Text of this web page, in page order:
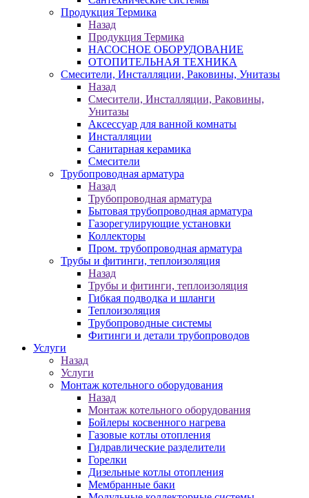
Продукция Термика
Назад
Продукция Термика
НАСОСНОЕ ОБОРУДОВАНИЕ
ОТОПИТЕЛЬНАЯ ТЕХНИКА
Смесители, Инсталляции, Раковины, Унитазы
Назад
Смесители, Инсталляции, Раковины,
Унитазы
Аксессуар для ванной комнаты
Инсталляции
Санитарная керамика
Смесители
Трубопроводная арматура
Назад
Трубопроводная арматура
Бытовая трубопроводная арматура
Газорегулирующие установки
Коллекторы
Пром. трубопроводная арматура
Трубы и фитинги, теплоизоляция
Назад
Трубы и фитинги, теплоизоляция
Гибкая подводка и шланги
Теплоизоляция
Трубопроводные системы
Фитинги и детали трубопроводов
Услуги
Назад
Услуги
Монтаж котельного оборудования
Назад
Монтаж котельного оборудования
Бойлеры косвенного нагрева
Газовые котлы отопления
Гидравлические разделители
Горелки
Дизельные котлы отопления
Мембранные баки